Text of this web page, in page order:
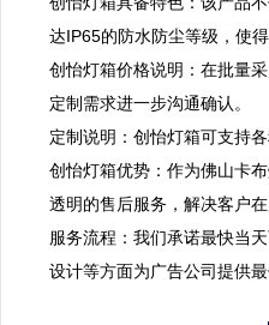
达IP65的防水防尘等级，使
创怡灯箱价格说明：在批量
定制需求进一步沟通确认。
定制说明：创怡灯箱可支持
创怡灯箱优势：作为佛山卡
透明的售后服务，解决客户
服务流程：我们承诺最快当
设计等方面为广告公司提供